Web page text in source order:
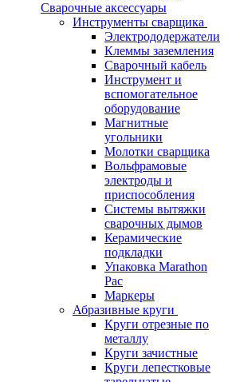
Сварочные аксессуары
Инструменты сварщика
Электрододержатели
Клеммы заземления
Сварочный кабель
Инструмент и
вспомогательное
оборудование
Магнитные
угольники
Молотки сварщика
Вольфрамовые
электроды и
приспособления
Системы вытяжки
сварочных дымов
Керамические
подкладки
Упаковка Marathon
Pac
Маркеры
Абразивные круги
Круги отрезные по
металлу
Круги зачистные
Круги лепестковые